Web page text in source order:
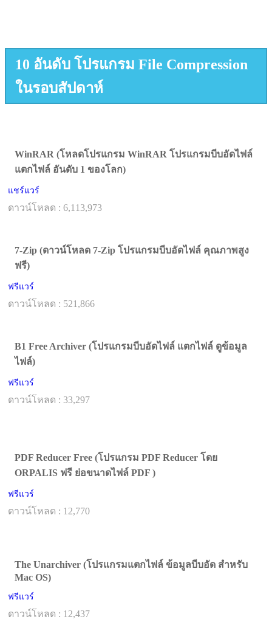
10 อันดับ โปรแกรม File Compression
ในรอบสัปดาห์
WinRAR (โหลดโปรแกรม WinRAR โปรแกรมบีบอัดไฟล์
แตกไฟล์ อันดับ 1 ของโลก)
แชร์แวร์
ดาวน์โหลด : 6,113,973
7-Zip (ดาวน์โหลด 7-Zip โปรแกรมบีบอัดไฟล์ คุณภาพสูง
ฟรี)
ฟรีแวร์
ดาวน์โหลด : 521,866
B1 Free Archiver (โปรแกรมบีบอัดไฟล์ แตกไฟล์ ดูข้อมูล
ไฟล์)
ฟรีแวร์
ดาวน์โหลด : 33,297
PDF Reducer Free (โปรแกรม PDF Reducer โดย
ORPALIS ฟรี ย่อขนาดไฟล์ PDF )
ฟรีแวร์
ดาวน์โหลด : 12,770
The Unarchiver (โปรแกรมแตกไฟล์ ข้อมูลบีบอัด สำหรับ
Mac OS)
ฟรีแวร์
ดาวน์โหลด : 12,437